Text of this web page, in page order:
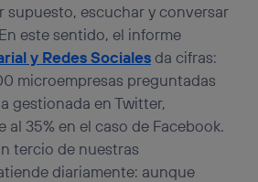
supuesto, escuchar y conversar
este sentido, el informe
y Redes Socialesda cifras:
microempresas preguntadas
gestionada en Twitter,
al 35% en el caso de Facebook.
tercio de nuestras
diariamente: aunque